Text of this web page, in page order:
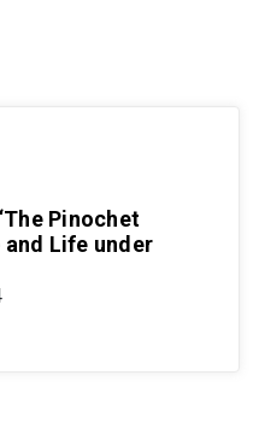
Pinochet
and Life under